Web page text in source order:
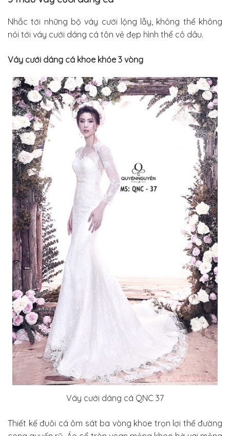
Nhắc tới những bộ váy cưới lộng lẫy, không thể không
nói tới váy cưới dáng cá tôn vẻ đẹp hình thể cô dâu.
Váy cưới dáng cá khoe khóe 3 vòng
Váy cưới dáng cá QNC 37
Thiết kế đuôi cá ôm sát ba vòng khoe trọn lợi thế đường